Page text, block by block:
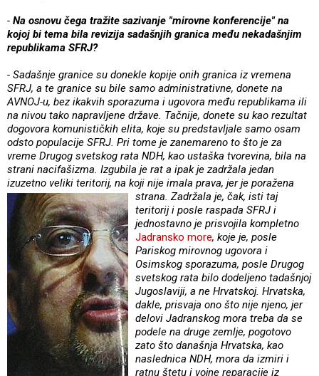
- Na osnovu čega tražite sazivanje "mirovne konferencije" na
kojoj bi tema bila revizija sadašnjih granica među nekadašnjim
republikama SFRJ?
- Sadašnje granice su donekle kopije onih granica iz vremena
SFRJ, a te granice su bile samo administrativne, donete na
AVNOJ-u, bez ikakvih sporazuma i ugovora među republikama ili
na nivou tako napravljene države. Tačnije, donete su kao rezultat
dogovora komunističkih elita, koje su predstavljale samo osam
odsto populacije SFRJ. Pri tome je zanemareno to što je za
vreme Drugog svetskog rata NDH, kao ustaška tvorevina, bila na
strani nacifašizma. Izgubila je rat a ipak je zadržala jedan
izuzetno veliki teritorij, na koji nije imala prava, jer je poražena
strana. Zadržala je, čak, isti taj
teritorij i posle raspada SFRJ i
jednostavno je prisvojila kompletno
Jadransko more, koje je, posle
Pariskog mirovnog ugovora i
Osimskog sporazuma, posle Drugog
svetskog rata bilo dodeljeno tadašnjoj
Jugoslaviji, a ne Hrvatskoj. Hrvatska,
dakle, prisvaja ono što nije njeno, jer
delovi Jadranskog mora treba da se
podele na druge zemlje, pogotovo
zato što današnja Hrvatska, kao
naslednica NDH, mora da izmiri i
ratnu štetu i vojne reparacije iz